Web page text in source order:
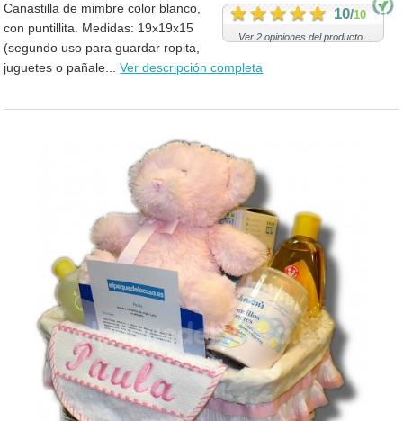
10/10
Ver 2 opiniones del producto...
Canastilla de mimbre color blanco,
con puntillita. Medidas: 19x19x15
(segundo uso para guardar ropita,
juguetes o pañale...
Ver descripción completa